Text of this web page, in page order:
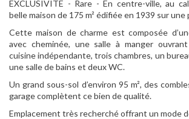
EXCLUSIVITE - Rare - En centre-ville, au
belle maison de 175 m² édifiée en 1939 sur une
Cette maison de charme est composée
avec cheminée, une salle à manger
cuisine indépendante, trois chambres, un
une salle de bains et deux WC.
Un grand sous-sol d’environ 95 m², des
garage complètent ce bien de qualité.
Emplacement très recherché offrant un mode